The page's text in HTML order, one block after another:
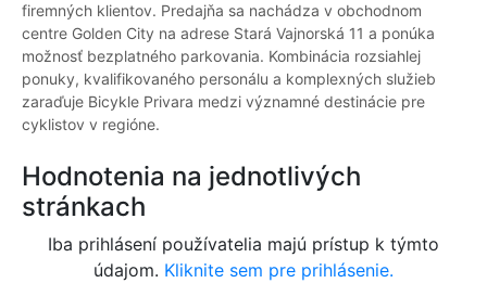
firemných klientov. Predajňa sa nachádza v obchodnom
centre Golden City na adrese Stará Vajnorská 11 a ponúka
možnosť bezplatného parkovania. Kombinácia rozsiahlej
ponuky, kvalifikovaného personálu a komplexných služieb
zaraďuje Bicykle Privara medzi významné destinácie pre
cyklistov v regióne.
Hodnotenia na jednotlivých
stránkach
Iba prihlásení používatelia majú prístup k týmto
údajom. Kliknite sem pre prihlásenie.